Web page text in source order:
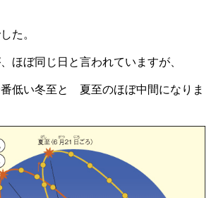
た。
ほぼ同じ日と言われていますが、
低い冬至と 夏至のほぼ中間になりま